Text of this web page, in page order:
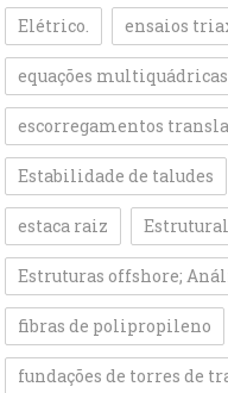
Elétrico. ensaios
equações multiquádricas
escorregamentos
Estabilidade de taludes
estaca raiz Estrutural
Estruturas offshore;
fibras de polipropileno
fundações de torres de